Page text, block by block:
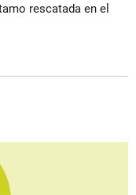
rescatada en el